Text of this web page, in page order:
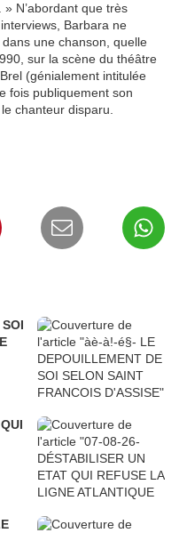
N’abordant que très
Barbara ne
une chanson, quelle
sur la scène du théâtre
(génialement intitulée
fois publiquement son
chanteur disparu.